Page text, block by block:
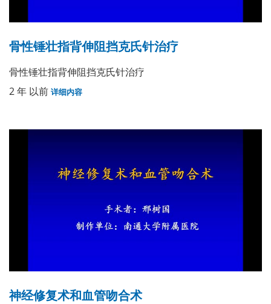
骨性锤壮指背伸阻挡克氏针治疗
骨性锤壮指背伸阻挡克氏针治疗
2 年 以前 详细内容
神经修复术和血管吻合术